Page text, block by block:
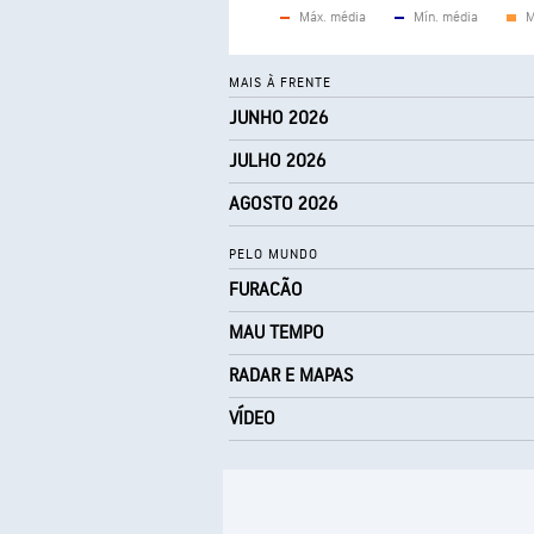
Máx. média Mín. média
MAIS À FRENTE
JUNHO 2026
JULHO 2026
AGOSTO 2026
PELO MUNDO
FURACÃO
MAU TEMPO
RADAR E MAPAS
VÍDEO